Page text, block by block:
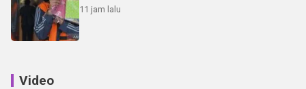
11 jam lalu
Video